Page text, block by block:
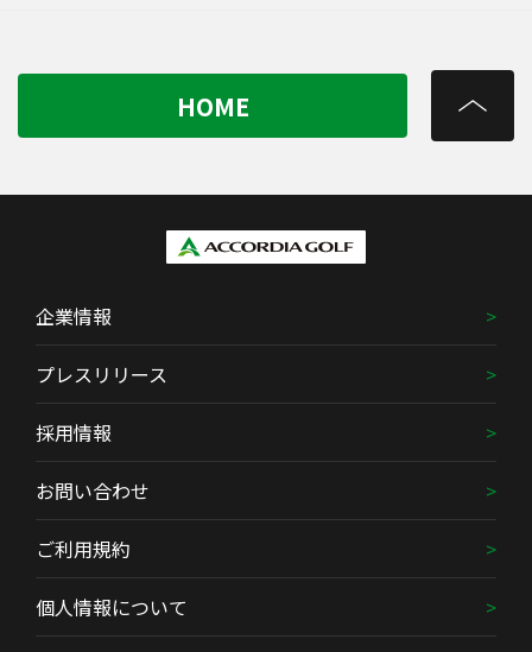
HOME
企業情報
プレスリリース
採用情報
お問い合わせ
ご利用規約
個人情報について